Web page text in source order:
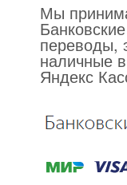
Мы
переводы,
наличные
Яндекс